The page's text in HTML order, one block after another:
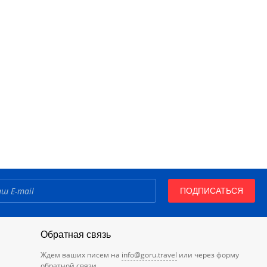
ПОДПИСАТЬСЯ
Обратная связь
Ждем ваших писем на info@goru.travel или через форму